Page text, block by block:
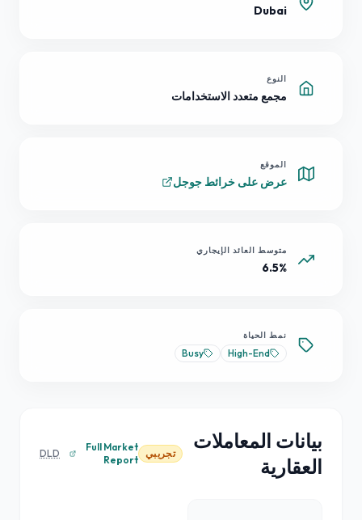
Dubai
النوع
مجمع متعدد الاستخدامات
الموقع
عرض على خرائط جوجل
متوسط العائد الإيجاري
6.5%
نمط الحياة
High-End
Busy
بيانات المعاملات
العقارية
تجريبي
Full Market
Report
DLD